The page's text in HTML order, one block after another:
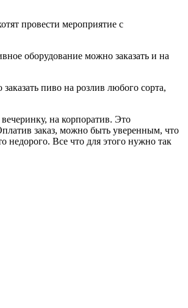
провести мероприятие с
оборудование можно заказать и на
пиво на розлив любого сорта,
на корпоратив. Это
заказ, можно быть уверенным, что
недорого. Все что для этого нужно так